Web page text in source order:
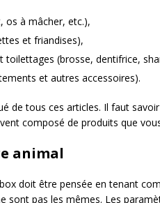
os à mâcher, etc.),
et friandises),
toilettages (brosse, dentifrice,
et autres accessoires).
de tous ces articles. Il faut
composé de produits que
animal
doit être pensée en tenant
sont pas les mêmes. Les